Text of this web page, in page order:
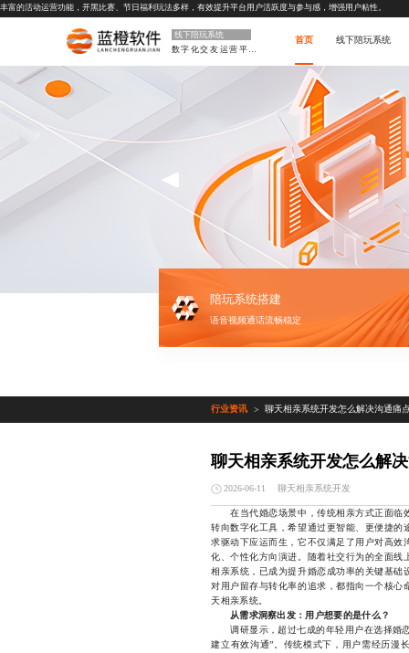
丰富的活动运营功能，开黑比赛、节日福利玩法多样，有效提升平台用户活跃度与参与感，增强用户粘性。
线下陪玩系统
首页 线下陪玩系统
陪玩系统搭建
语音视频通话流畅稳定
行业资讯 > 聊天相亲系统开发怎么解决沟通痛
聊天相亲系统开发怎么解
2026-06-11 聊天相亲系统开发
在当代婚恋场景中，传统相亲方式正面临
转向数字化工具，希望通过更智能、更便捷的
求驱动下应运而生，它不仅满足了用户对高
化、个性化方向演进。随着社交行为的全面
相亲系统，已成为提升婚恋成功率的关键基
对用户留存与转化率的追求，都指向一个核
天相亲系统。
从需求洞察出发：用户想要的是什么？
调研显示，超过七成的年轻用户在选择婚恋
建立有效沟通”。传统模式下，用户需经历漫